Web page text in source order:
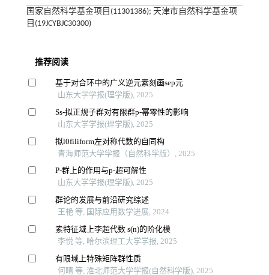
国家自然科学基金项目(11301386); 天津市自然科学基金项
目(19JCYBJC30300)